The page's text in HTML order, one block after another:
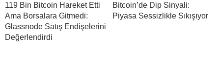
119 Bin Bitcoin Hareket Etti
Ama Borsalara Gitmedi:
Glassnode Satış Endişelerini
Değerlendirdi
Bitcoin’de Dip Sinyali:
Piyasa Sessizlikle Sıkışıyor